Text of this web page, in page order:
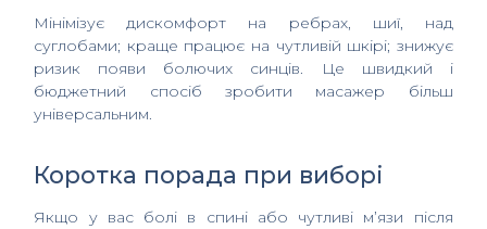
Мінімізує дискомфорт на ребрах, шиї, над
суглобами; краще працює на чутливій шкірі; знижує
ризик появи болючих синців. Це швидкий і
бюджетний спосіб зробити масажер більш
універсальним.
Коротка порада при виборі
Якщо у вас болі в спині або чутливі м’язи після